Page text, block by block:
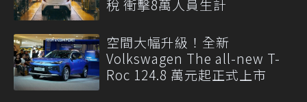
稅 衝擊8萬人員生計
空間大幅升級！全新
Volkswagen The all-new T-
Roc 124.8 萬元起正式上市